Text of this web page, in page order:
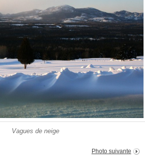
Vagues de neige
Photo suivante